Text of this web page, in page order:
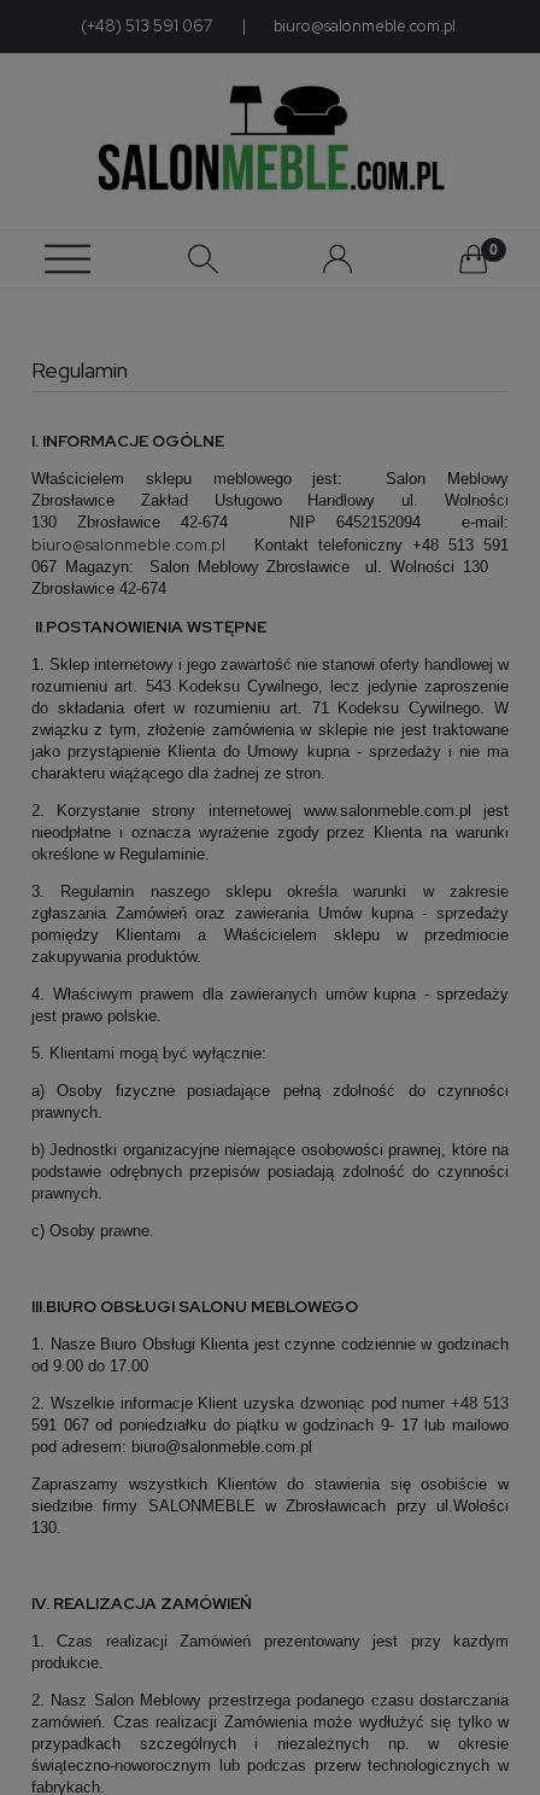
(+48) 513 591 067 | biuro@salonmeble.com.pl
Regulamin
I. INFORMACJE OGÓLNE
Właścicielem sklepu meblowego jest: Salon Meblowy
Zbrosławice Zakład Usługowo Handlowy ul. Wolności
130 Zbrosławice 42-674 NIP 6452152094 e-mail:
biuro@salonmeble.com.pl Kontakt telefoniczny +48 513 591
067 Magazyn: Salon Meblowy Zbrosławice ul. Wolności 130
Zbrosławice 42-674
II.POSTANOWIENIA WSTĘPNE
1. Sklep internetowy i jego zawartość nie stanowi oferty handlowej w
rozumieniu art. 543 Kodeksu Cywilnego, lecz jedynie zaproszenie
do składania ofert w rozumieniu art. 71 Kodeksu Cywilnego. W
związku z tym, złożenie zamówienia w sklepie nie jest traktowane
jako przystąpienie Klienta do Umowy kupna - sprzedaży i nie ma
charakteru wiążącego dla żadnej ze stron.
2. Korzystanie strony internetowej www.salonmeble.com.pl jest
nieodpłatne i oznacza wyrażenie zgody przez Klienta na warunki
określone w Regulaminie.
3. Regulamin naszego sklepu określa warunki w zakresie
zgłaszania Zamówień oraz zawierania Umów kupna - sprzedaży
pomiędzy Klientami a Właścicielem sklepu w przedmiocie
zakupywania produktów.
4. Właściwym prawem dla zawieranych umów kupna - sprzedaży
jest prawo polskie.
5. Klientami mogą być wyłącznie:
a) Osoby fizyczne posiadające pełną zdolność do czynności
prawnych.
b) Jednostki organizacyjne niemające osobowości prawnej, które na
podstawie odrębnych przepisów posiadają zdolność do czynności
prawnych.
c) Osoby prawne.
III.BIURO OBSŁUGI SALONU MEBLOWEGO
1. Nasze Biuro Obsługi Klienta jest czynne codziennie w godzinach
od 9.00 do 17.00
2. Wszelkie informacje Klient uzyska dzwoniąc pod numer +48 513
591 067 od poniedziałku do piątku w godzinach 9- 17 lub mailowo
pod adresem: biuro@salonmeble.com.pl
Zapraszamy wszystkich Klientów do stawienia się osobiście w
siedzibie firmy SALONMEBLE w Zbrosławicach przy ul.Wolości
130.
IV. REALIZACJA ZAMÓWIEŃ
1. Czas realizacji Zamówień prezentowany jest przy każdym
produkcie.
2. Nasz Salon Meblowy przestrzega podanego czasu dostarczania
zamówień. Czas realizacji Zamówienia może wydłużyć się tylko w
przypadkach szczególnych i niezależnych np. w okresie
świąteczno-noworocznym lub podczas przerw technologicznych w
fabrykach.